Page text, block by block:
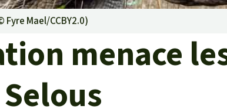
Fyre Mael/CCBY2.0)
menace